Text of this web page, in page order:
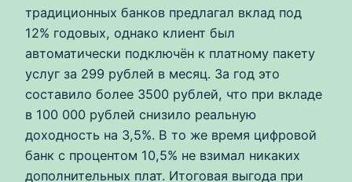
традиционных банков предлагал вклад под
12% годовых, однако клиент был
автоматически подключён к платному пакету
услуг за 299 рублей в месяц. За год это
составило более 3500 рублей, что при вкладе
в 100 000 рублей снизило реальную
доходность на 3,5%. В то же время цифровой
банк с процентом 10,5% не взимал никаких
дополнительных плат. Итоговая выгода при